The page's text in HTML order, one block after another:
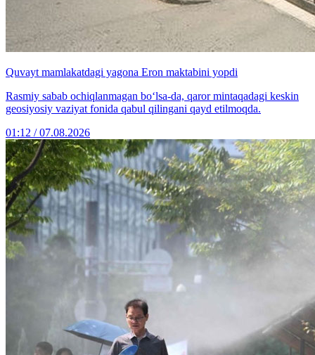
Quvayt mamlakatdagi yagona Eron maktabini yopdi
Rasmiy sabab ochiqlanmagan bo‘lsa-da, qaror mintaqadagi keskin
geosiyosiy vaziyat fonida qabul qilingani qayd etilmoqda.
01:12 / 07.08.2026